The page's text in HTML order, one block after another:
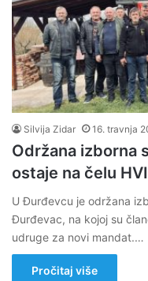
Silvija Zidar 16. travnja
Održana izborna
ostaje na čelu
U Đurđevcu je održana
Đurđevac, na kojoj su
udruge za novi mandat.…
Pročitaj više